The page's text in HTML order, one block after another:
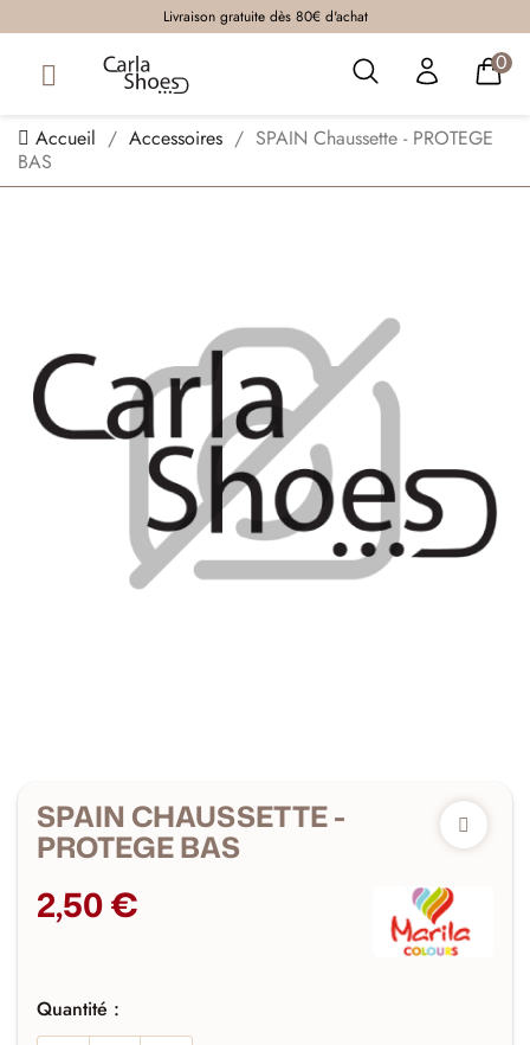
Livraison gratuite dès 80€ d'achat
0
Accueil Accessoires
SPAIN Chaussette - PROTEGE
BAS
SPAIN CHAUSSETTE -
PROTEGE BAS
2,50 €
Quantité :